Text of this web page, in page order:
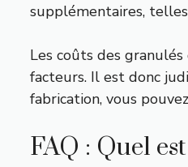
supplémentaires,
Les coûts des
facteurs. Il est donc
fabrication, vous
FAQ : Quel